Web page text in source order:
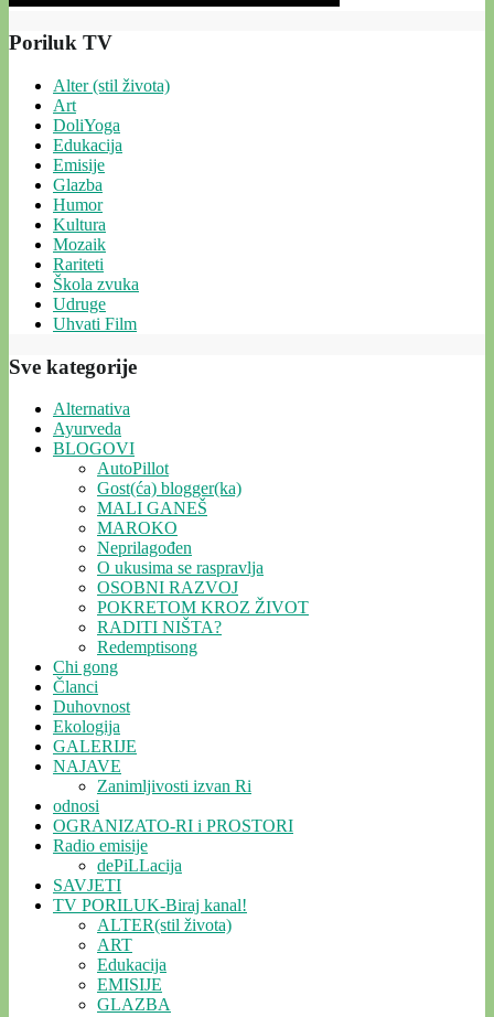
Poriluk TV
Alter (stil života)
Art
DoliYoga
Edukacija
Emisije
Glazba
Humor
Kultura
Mozaik
Rariteti
Škola zvuka
Udruge
Uhvati Film
Sve kategorije
Alternativa
Ayurveda
BLOGOVI
AutoPillot
Gost(ća) blogger(ka)
MALI GANEŠ
MAROKO
Neprilagođen
O ukusima se raspravlja
OSOBNI RAZVOJ
POKRETOM KROZ ŽIVOT
RADITI NIŠTA?
Redemptisong
Chi gong
Članci
Duhovnost
Ekologija
GALERIJE
NAJAVE
Zanimljivosti izvan Ri
odnosi
OGRANIZATO-RI i PROSTORI
Radio emisije
dePiLLacija
SAVJETI
TV PORILUK-Biraj kanal!
ALTER(stil života)
ART
Edukacija
EMISIJE
GLAZBA